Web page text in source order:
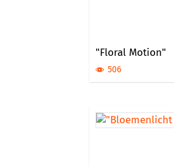
"Floral Motion"
506